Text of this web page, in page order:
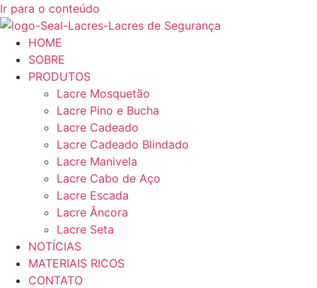
Ir para o conteúdo
HOME
SOBRE
PRODUTOS
Lacre Mosquetão
Lacre Pino e Bucha
Lacre Cadeado
Lacre Cadeado Blindado
Lacre Manivela
Lacre Cabo de Aço
Lacre Escada
Lacre Âncora
Lacre Seta
NOTÍCIAS
MATERIAIS RICOS
CONTATO